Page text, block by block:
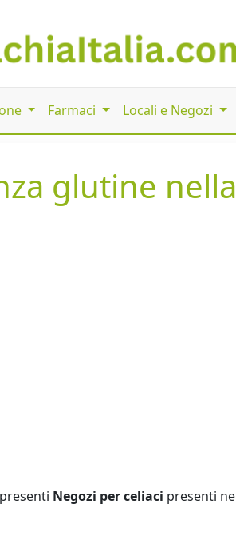
Farmaci Locali e Negozi
glutine
Negozi per celiaci presenti